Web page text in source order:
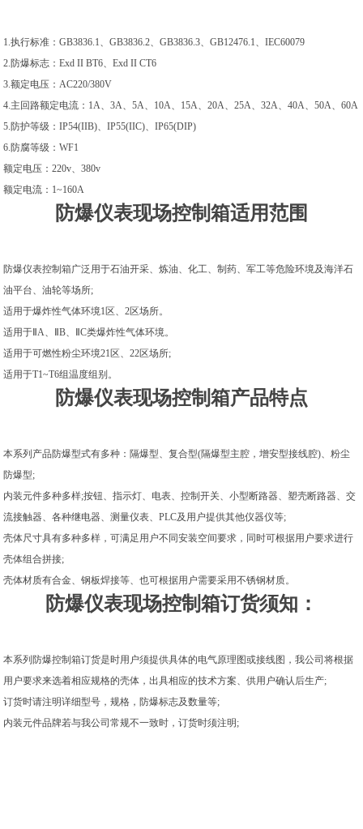
1.执行标准：GB3836.1、GB3836.2、GB3836.3、GB12476.1、IEC60079
2.防爆标志：Exd II BT6、Exd II CT6
3.额定电压：AC220/380V
4.主回路额定电流：1A、3A、5A、10A、15A、20A、25A、32A、40A、50A、60A
5.防护等级：IP54(IIB)、IP55(IIC)、IP65(DIP)
6.防腐等级：WF1
额定电压：220v、380v
额定电流：1~160A
防爆仪表现场控制箱适用范围
防爆仪表控制箱广泛用于石油开采、炼油、化工、制药、军工等危险环境及海洋石
油平台、油轮等场所;
适用于爆炸性气体环境1区、2区场所。
适用于ⅡA、ⅡB、ⅡC类爆炸性气体环境。
适用于可燃性粉尘环境21区、22区场所;
适用于T1~T6组温度组别。
防爆仪表现场控制箱产品特点
本系列产品防爆型式有多种：隔爆型、复合型(隔爆型主腔，增安型接线腔)、粉尘
防爆型;
内装元件多种多样;按钮、指示灯、电表、控制开关、小型断路器、塑壳断路器、交
流接触器、各种继电器、测量仪表、PLC及用户提供其他仪器仪等;
壳体尺寸具有多种多样，可满足用户不同安装空间要求，同时可根据用户要求进行
壳体组合拼接;
壳体材质有合金、钢板焊接等、也可根据用户需要采用不锈钢材质。
防爆仪表现场控制箱订货须知：
本系列防爆控制箱订货是时用户须提供具体的电气原理图或接线图，我公司将根据
用户要求来选着相应规格的壳体，出具相应的技术方案、供用户确认后生产;
订货时请注明详细型号，规格，防爆标志及数量等;
内装元件品牌若与我公司常规不一致时，订货时须注明;